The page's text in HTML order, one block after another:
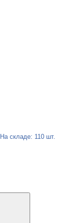
На складе: 110 шт.